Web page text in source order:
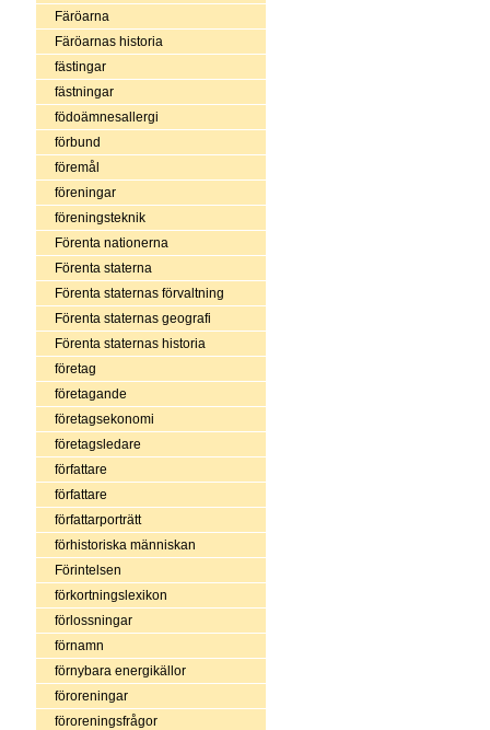
Färöarna
Färöarnas historia
fästingar
fästningar
födoämnesallergi
förbund
föremål
föreningar
föreningsteknik
Förenta nationerna
Förenta staterna
Förenta staternas förvaltning
Förenta staternas geografi
Förenta staternas historia
företag
företagande
företagsekonomi
företagsledare
författare
författare
författarporträtt
förhistoriska människan
Förintelsen
förkortningslexikon
förlossningar
förnamn
förnybara energikällor
föroreningar
föroreningsfrågor